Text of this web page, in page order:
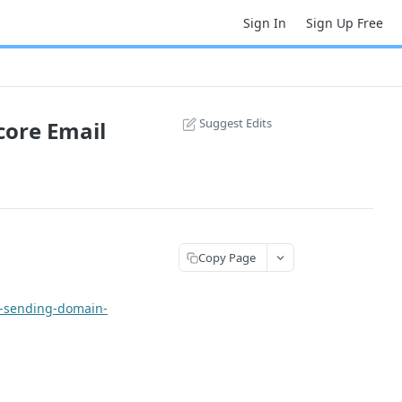
Sign In Sign Up Free
Email Suggest Edits
domain-
Copy Page